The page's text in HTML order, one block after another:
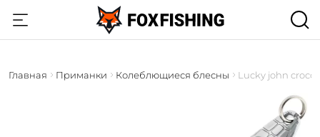
Главная Приманки Колеблющиеся блесны Lucky john croco